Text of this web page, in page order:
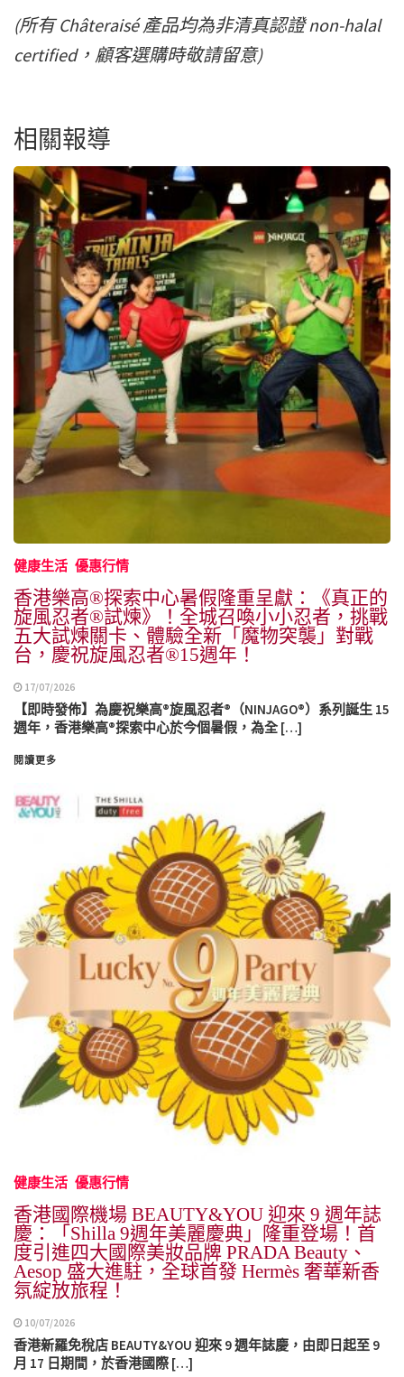
(所有 Châteraisé 產品均為非清真認證 non-halal
certified，顧客選購時敬請留意)
相關報導
健康生活 優惠行情
香港樂高®探索中心暑假隆重呈獻：《真正的
旋風忍者®試煉》！全城召喚小小忍者，挑戰
五大試煉關卡、體驗全新「魔物突襲」對戰
台，慶祝旋風忍者®15週年！
17/07/2026
【即時發佈】為慶祝樂高®旋風忍者®（NINJAGO®）系列誕生 15
週年，香港樂高®探索中心於今個暑假，為全 […]
閱讀更多
健康生活 優惠行情
香港國際機場 BEAUTY&YOU 迎來 9 週年誌
慶：「Shilla 9週年美麗慶典」隆重登場！首
度引進四大國際美妝品牌 PRADA Beauty、
Aesop 盛大進駐，全球首發 Hermès 奢華新香
氛綻放旅程！
10/07/2026
香港新羅免稅店 BEAUTY&YOU 迎來 9 週年誌慶，由即日起至 9
月 17 日期間，於香港國際 […]